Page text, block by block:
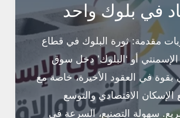
في بلوك واحد
مقدمة: ثورة البلوك في قطاع
الإسمنتي أو ‘البلوك’ دخل سوق
بقوة في العقود الأخيرة، خاصة مع
الإسكان الاقتصادي والتوسع
سهولة التصنيع، السرعة في